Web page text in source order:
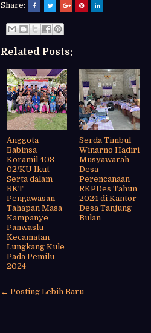
Share:
Related Posts:
Anggota
Babinsa
Koramil 408-
02/KU Ikut
Serta dalam
RKT
Pengawasan
Tahapan Masa
Kampanye
Panwaslu
Kecamatan
Lungkang Kule
Pada Pemilu
2024
Serda Timbul
Winarno Hadiri
Musyawarah
Desa
Perencanaan
RKPDes Tahun
2024 di Kantor
Desa Tanjung
Bulan
← Posting Lebih Baru